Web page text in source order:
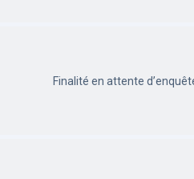
Finalité en attente